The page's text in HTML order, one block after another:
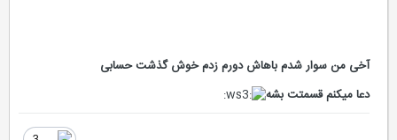
آخی من سوار شدم باهاش دورم زدم خوش گذشت حسابی
دعا میکنم قسمتت بشه